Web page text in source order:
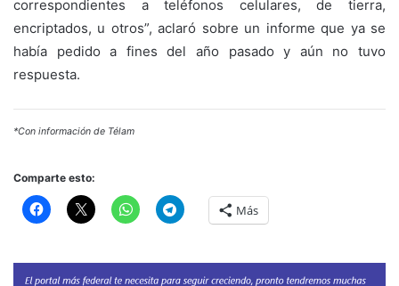
correspondientes a teléfonos celulares, de tierra,
encriptados, u otros”, aclaró sobre un informe que ya se
había pedido a fines del año pasado y aún no tuvo
respuesta.
*Con información de Télam
Comparte esto:
Más